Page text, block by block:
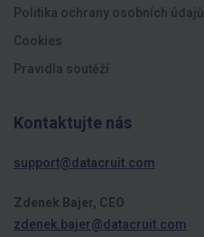
Politika ochrany osobních údajů
Cookies
Pravidla soutěží
Kontaktujte nás
support@datacruit.com
Zdenek Bajer, CEO
zdenek.bajer@datacruit.com